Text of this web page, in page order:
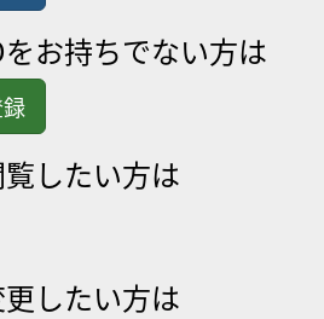
お持ちでない方は
したい方は
したい方は